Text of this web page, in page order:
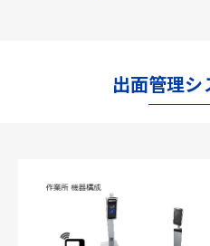
出面管理